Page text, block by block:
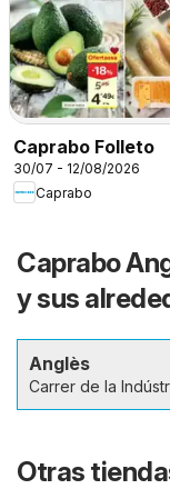
Caprabo Folleto
30/07 - 12/08/2026
Caprabo
Caprabo
y sus
Anglès
Carrer de la
Otras